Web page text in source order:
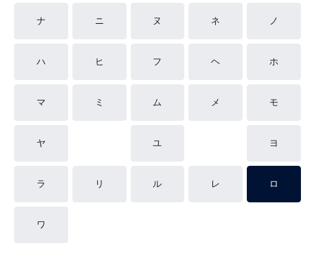
ナ ニ ヌ ネ ノ
ハ ヒ フ ヘ ホ
マ ミ ム メ モ
ヤ ユ ヨ
ラ リ ル レ ロ
ワ